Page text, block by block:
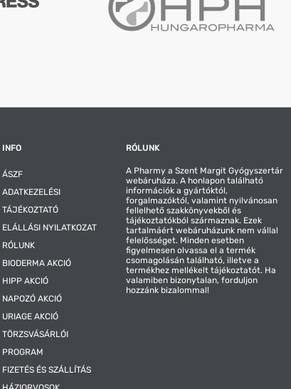
INFO
ÁSZF
ADATKEZELÉSI
TÁJÉKOZTATÓ
ELÁLLÁSI NYILATKOZAT
RÓLUNK
BIODERMA AKCIÓ
HIPP AKCIÓ
NAPOZÓ AKCIÓ
URIAGE AKCIÓ
TÖRZSVÁSÁRLÓI
PROGRAM
FIZETÉS ÉS SZÁLLÍTÁS
RÓLUNK
A Pharmy a Szent Margit Gyógyszertár
webáruháza. A honlapon található
információk a gyártóktól,
forgalmazóktól, valamint nyilvánosan
fellelhető szakkönyvekből és
tájékoztatókból származnak. Ezek
tartalmáért webáruházunk nem vállal
felelősséget. Minden esetben
figyelmesen olvassa el a termék
csomagolásán található, illetve a
termékhez mellékelt tájékoztatót. Ha
valamiben bizonytalan, forduljon
hozzánk bizalommal!